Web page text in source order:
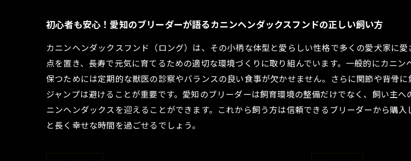
初心者も安心！愛知のブリーダーが語るカニンヘンダックスフンドの正しい飼い方
カニンヘンダックスフンド（ロング）は、その小柄な体型と愛らしい性格で多くの愛犬家に
点を置き、長寿で元気に育てるための適切な環境づくりに取り組んでいます。一般的にカニ
保つためには定期的な獣医の診察やバランスの良い食事が欠かせません。さらに関節や背骨
ジャンプは避けることが重要です。愛知のブリーダーは飼育環境の整備だけでなく、飼い主
ニンヘンダックスを迎えることができます。これから飼う方は信頼できるブリーダーから購
と長く幸せな時間を過ごせるでしょう。